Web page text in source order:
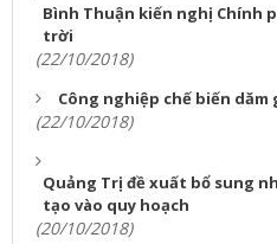
Bình Thuận kiến nghị Chính
trời
(22/10/2018)
Công nghiệp chế biến
(22/10/2018)
Quảng Trị đề xuất bổ sung
tạo vào quy hoạch
(20/10/2018)